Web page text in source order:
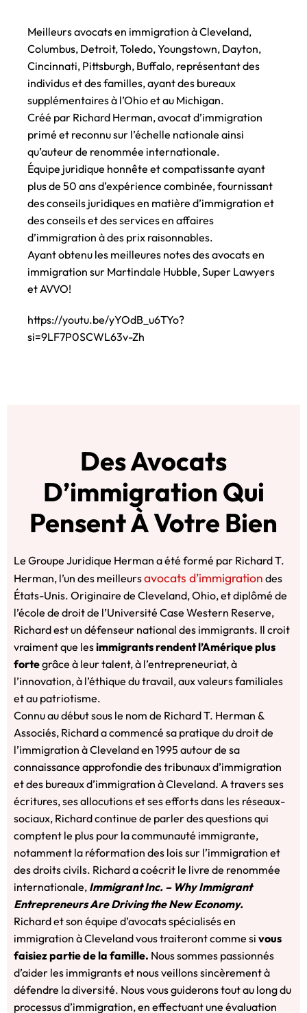
Meilleurs avocats en immigration à Cleveland,
Columbus, Detroit, Toledo, Youngstown, Dayton,
Cincinnati, Pittsburgh, Buffalo, représentant des
individus et des familles, ayant des bureaux
supplémentaires à l’Ohio et au Michigan.
Créé par Richard Herman, avocat d’immigration
primé et reconnu sur l’échelle nationale ainsi
qu’auteur de renommée internationale.
Équipe juridique honnête et compatissante ayant
plus de 50 ans d’expérience combinée, fournissant
des conseils juridiques en matière d’immigration et
des conseils et des services en affaires
d’immigration à des prix raisonnables.
Ayant obtenu les meilleures notes des avocats en
immigration sur Martindale Hubble, Super Lawyers
et AVVO!
https://youtu.be/yYOdB_u6TYo?
si=9LF7P0SCWL63v-Zh
Des Avocats
D’immigration Qui
Pensent À Votre Bien
Le Groupe Juridique Herman a été formé par Richard T.
Herman, l’un des meilleursavocats d’immigration des
États-Unis. Originaire de Cleveland, Ohio, et diplômé de
l’école de droit de l’Université Case Western Reserve,
Richard est un défenseur national des immigrants. Il croit
vraiment que lesimmigrants rendent l’Amérique plus
fortegrâce à leur talent, à l’entrepreneuriat, à
l’innovation, à l’éthique du travail, aux valeurs familiales
et au patriotisme.
Connu au début sous le nom de Richard T. Herman &
Associés, Richard a commencé sa pratique du droit de
l’immigration à Cleveland en 1995 autour de sa
connaissance approfondie des tribunaux d’immigration
et des bureaux d’immigration à Cleveland. A travers ses
écritures, ses allocutions et ses efforts dans les réseaux-
sociaux, Richard continue de parler des questions qui
comptent le plus pour la communauté immigrante,
notamment la réformation des lois sur l’immigration et
des droits civils. Richard a coécrit le livre de renommée
internationale, Immigrant Inc. – Why Immigrant
Entrepreneurs Are Driving the New Economy.
Richard et son équipe d’avocats spécialisés en
immigration à Cleveland vous traiteront comme si vous
faisiez partie de la famille. Nous sommes passionnés
d’aider les immigrants et nous veillons sincèrement à
défendre la diversité. Nous vous guiderons tout au long du
processus d’immigration, en effectuant une évaluation